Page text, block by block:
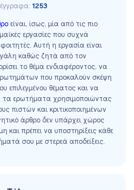
έγγραφα: 1253
είναι, ίσως, μία από τις πιο
εργασίες που συχνά
Αυτή η εργασία είναι
καθώς ζητά από τον
το θέμα ενδιαφέροντος, να
που προκαλούν σκέψη
επιλεγμένου θέματος και να
τα ερωτήματα χρησιμοποιώντας
πιστών και κριτικοποιημένων
άρθρο δεν υπάρχει χώρος
και πρέπει να υποστηρίξεις κάθε
σου με στερεά αποδείξεις.